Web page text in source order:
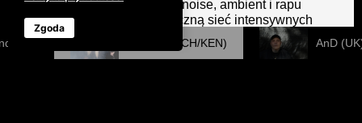
(UK) AKA HEX (CH/KEN) AnD
spektrum muzyki klubowej, noise, ambient i rapu
i łączącym je w psychodeliczną sieć intensywnych
dźwięków i emocji.
Zgoda